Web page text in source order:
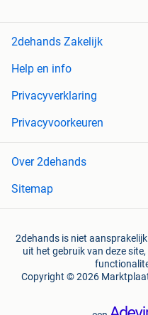
2dehands Zakelijk
Help en info
Privacyverklaring
Privacyvoorkeuren
Over 2dehands
Sitemap
2dehands is niet
uit het gebruik van deze
Copyright © 2026